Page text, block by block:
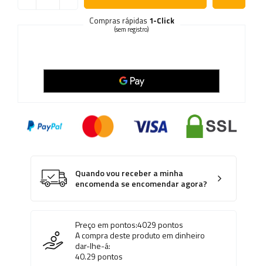
Compras rápidas 1-Click
(sem registro)
Quando vou receber a minha
encomenda se encomendar agora?
Preço em pontos:4029pontos
A compra deste produto em dinheiro
dar-lhe-á:
40.29pontos